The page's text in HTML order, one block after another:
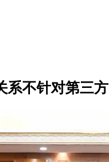
系不针对第三方